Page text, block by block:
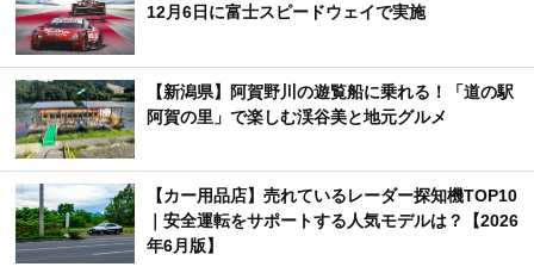
12月6日に富士スピードウェイで実施
【新潟県】阿賀野川の遊覧船に乗れる！「道の駅
阿賀の里」で楽しむ渓谷美と地元グルメ
【カー用品店】売れているレーダー探知機TOP10
｜安全運転をサポートする人気モデルは？【2026
年6月版】